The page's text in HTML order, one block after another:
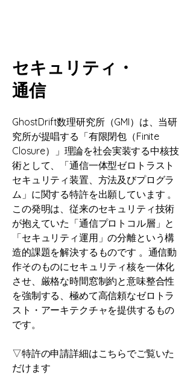
セキュリティ・
​通信
GhostDrift数理研究所（GMI）は、当研
究所が提唱する「有限閉包（Finite
Closure）」理論を社会実装する中核技
術として、「通信一体型ゼロトラスト
セキュリティ装置、方法及びプログラ
ム」に関する特許を出願しています 。
この発明は、従来のセキュリティ技術
が抱えていた「通信プロトコル層」と
「セキュリティ運用」の分離という構
造的課題を解決するものです 。通信動
作そのものにセキュリティ核を一体化
させ、厳格な時間窓制約と意味整合性
を強制する、極めて高信頼なゼロトラ
スト・アーキテクチャを提供するもの
です。
▽特許の申請詳細はこちらでご覧いた
だけます